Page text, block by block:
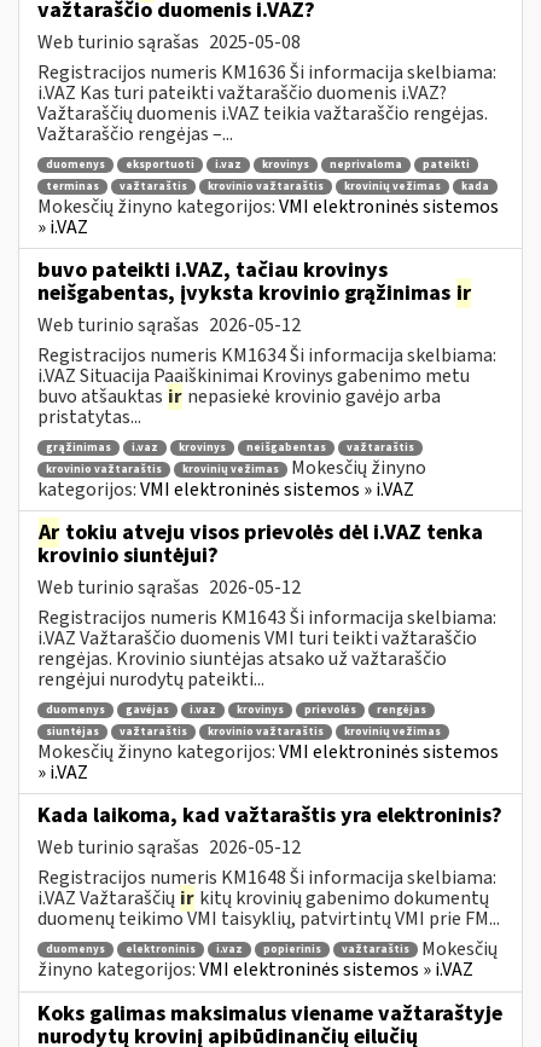
važtaraščio duomenis i.VAZ?
Web turinio sąrašas 2025-05-08
Registracijos numeris KM1636 Ši informacija skelbiama:
i.VAZ Kas turi pateikti važtaraščio duomenis i.VAZ?
Važtaraščių duomenis i.VAZ teikia važtaraščio rengėjas.
Važtaraščio rengėjas –...
duomenys eksportuoti i.vaz krovinys neprivaloma
pateikti
terminas
važtaraštis krovinio važtaraštis krovinių vežimas kada
Mokesčių žinyno kategorijos:VMI elektroninės sistemos
» i.VAZ
buvo pateikti i.VAZ, tačiau krovinys
neišgabentas, įvyksta krovinio grąžinimas ir
Web turinio sąrašas 2026-05-12
Registracijos numeris KM1634 Ši informacija skelbiama:
i.VAZ Situacija Paaiškinimai Krovinys gabenimo metu
buvo atšauktas ir nepasiekė krovinio gavėjo arba
pristatytas...
grąžinimas i.vaz krovinys neišgabentas
važtaraštis
krovinio važtaraštis
krovinių vežimas
Mokesčių žinyno
kategorijos:VMI elektroninės sistemos » i.VAZ
Ar tokiu atveju visos prievolės dėl i.VAZ tenka
krovinio siuntėjui?
Web turinio sąrašas 2026-05-12
Registracijos numeris KM1643 Ši informacija skelbiama:
i.VAZ Važtaraščio duomenis VMI turi teikti važtaraščio
rengėjas. Krovinio siuntėjas atsako už važtaraščio
rengėjui nurodytų pateikti...
duomenys gavėjas i.vaz krovinys prievolės
rengėjas
siuntėjas
važtaraštis krovinio važtaraštis krovinių vežimas
Mokesčių žinyno kategorijos:VMI elektroninės sistemos
» i.VAZ
Kada laikoma, kad važtaraštis yra elektroninis?
Web turinio sąrašas 2026-05-12
Registracijos numeris KM1648 Ši informacija skelbiama:
i.VAZ Važtaraščių ir kitų krovinių gabenimo dokumentų
duomenų teikimo VMI taisyklių, patvirtintų VMI prie FM...
duomenys elektroninis i.vaz popierinis važtaraštis
Mokesčių
žinyno kategorijos:VMI elektroninės sistemos » i.VAZ
Koks galimas maksimalus viename važtaraštyje
nurodytų krovinį apibūdinančių eilučių